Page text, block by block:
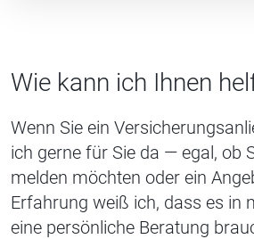
Wie kann ich Ihnen
Wenn Sie ein
ich gerne für Sie da — egal, ob
melden möchten oder ein
Erfahrung weiß ich, dass es in
eine persönliche Beratung